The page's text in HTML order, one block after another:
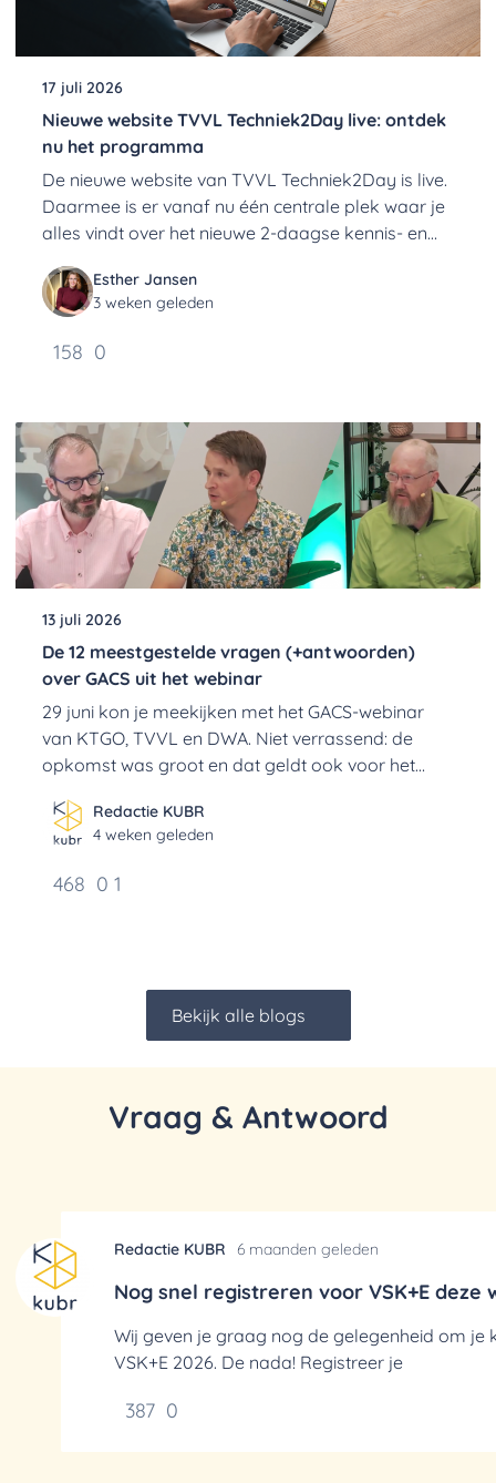
17 juli 2026
Nieuwe website TVVL Techniek2Day live: ontdek
nu het programma
De nieuwe website van TVVL Techniek2Day is live.
Daarmee is er vanaf nu één centrale plek waar je
alles vindt over het nieuwe 2-daagse kennis- en
Esther Jansen
3 weken geleden
158 0
13 juli 2026
De 12 meestgestelde vragen (+antwoorden)
over GACS uit het webinar
29 juni kon je meekijken met het GACS-webinar
van KTGO, TVVL en DWA. Niet verrassend: de
opkomst was groot en dat geldt ook voor het
12 FAQ's.Redactie KUBR
4 weken geleden
468 0 1
Bekijk alle blogs
Vraag & Antwoord
Redactie KUBR 6 maanden geleden
Nog snel registreren voor VSK+E deze
Wij geven je graag nog de gelegenheid om je
VSK+E 2026. De nada! Registreer je
387 0